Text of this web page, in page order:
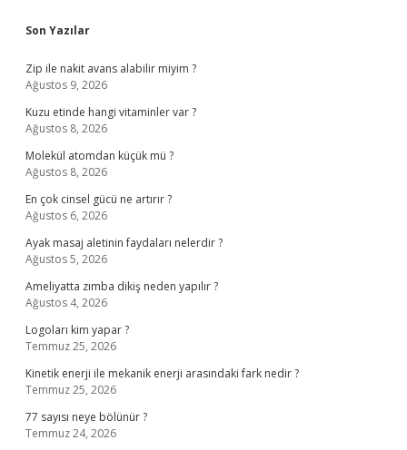
Sidebar
Son Yazılar
Zip ile nakit avans alabilir miyim ?
Ağustos 9, 2026
Kuzu etinde hangi vitaminler var ?
Ağustos 8, 2026
Molekül atomdan küçük mü ?
Ağustos 8, 2026
En çok cinsel gücü ne artırır ?
Ağustos 6, 2026
Ayak masaj aletinin faydaları nelerdir ?
Ağustos 5, 2026
Ameliyatta zımba dikiş neden yapılır ?
Ağustos 4, 2026
Logoları kim yapar ?
Temmuz 25, 2026
Kinetik enerji ile mekanik enerji arasındaki fark nedir ?
Temmuz 25, 2026
77 sayısı neye bölünür ?
Temmuz 24, 2026